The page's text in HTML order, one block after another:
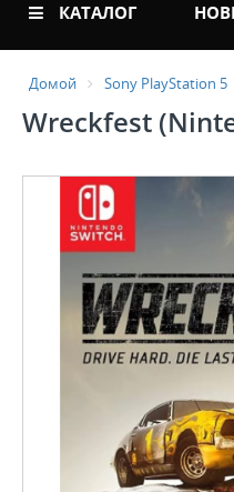
КАТАЛОГ
Домой Sony PlayStation 5
Wreckfest